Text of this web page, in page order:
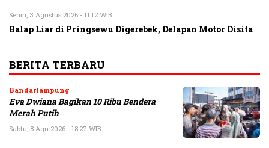
Senin, 3 Agustus 2026 - 11:12 WIB
Balap Liar di Pringsewu Digerebek, Delapan Motor Disita
BERITA TERBARU
Bandarlampung
Eva Dwiana Bagikan 10 Ribu Bendera
Merah Putih
Sabtu, 8 Agu 2026 - 18:27 WIB